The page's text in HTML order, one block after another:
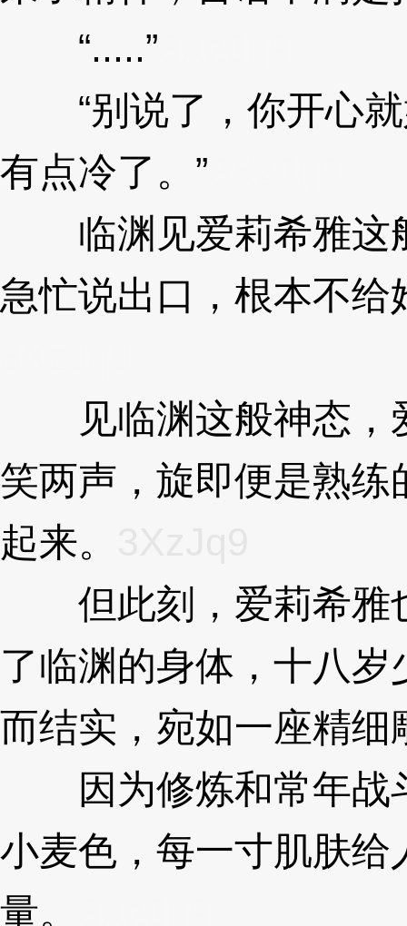
“.....”
“别说了，你开心就
有点冷了。”
临渊见爱莉希雅这
急忙说出口，根本不
见临渊这般神态，
笑两声，旋即便是熟
起来。
但此刻，爱莉希雅
了临渊的身体，十八
而结实，宛如一座精细
因为修炼和常年战
小麦色，每一寸肌肤
量。